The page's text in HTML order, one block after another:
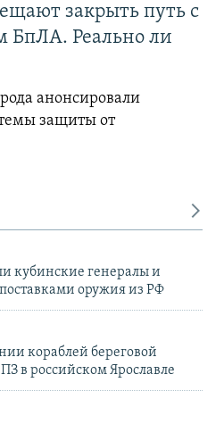
закрыть путь с
БпЛА. Реально ли
анонсировали
защиты от
кубинские генералы и
оружия из РФ
кораблей береговой
в российском Ярославле